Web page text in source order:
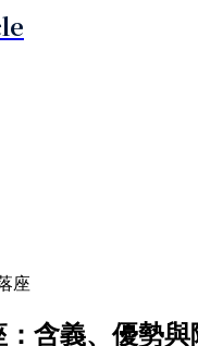
座
含義、優勢與